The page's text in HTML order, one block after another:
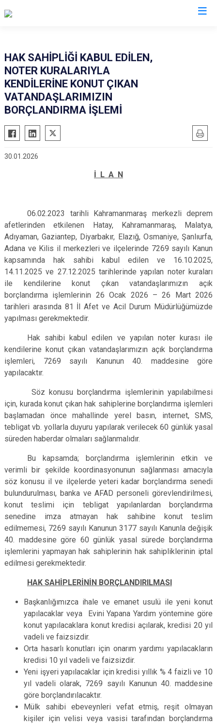
Aladağ
Ceyhan
Feke
Karaisalı
Karataş
Tufanbeyli
HAK SAHİPLİĞİ KABUL EDİLEN,
NOTER KURALARIYLA
KENDİLERİNE KONUT ÇIKAN
VATANDAŞLARIMIZIN
BORÇLANDIRMA İŞLEMİ
30.01.2026
İ L A N
06.02.2023 tarihli Kahramanmaraş merkezli deprem
afetlerinden etkilenen Hatay, Kahramanmaraş, Malatya,
Adıyaman, Gaziantep, Diyarbakır, Elazığ, Osmaniye, Şanlıurfa,
Adana ve Kilis il merkezleri ve ilçelerinde 7269 sayılı Kanun
kapsamında hak sahibi kabul edilen ve 16.10.2025,
14.11.2025 ve 27.12.2025 tarihlerinde yapılan noter kuraları
ile kendilerine konut çıkan vatandaşlarımızın açık
borçlandırma işlemlerinin 26 Ocak 2026 – 26 Mart 2026
tarihleri arasında 81 İl Afet ve Acil Durum Müdürlüğümüzde
yapılması gerekmektedir.
Hak sahibi kabul edilen ve yapılan noter kurası ile
kendilerine konut çıkan vatandaşlarımızın açık borçlandırma
işlemleri, 7269 sayılı Kanunun 40. maddesine göre
yapılacaktır.
Söz konusu borçlandırma işlemlerinin yapılabilmesi
için, kurada konut çıkan hak sahiplerine borçlandırma işlemleri
başlamadan önce mahallinde yerel basın, internet, SMS,
tebligat vb. yollarla duyuru yapılarak verilecek 60 günlük yasal
süreden haberdar olmaları sağlanmalıdır.
Bu kapsamda; borçlandırma işlemlerinin etkin ve
verimli bir şekilde koordinasyonunun sağlanması amacıyla
söz konusu il ve ilçelerde yeteri kadar borçlandırma senedi
bulundurulması, banka ve AFAD personeli görevlendirilmesi,
konut teslimi için tebligat yapılanlardan borçlandırma
senedine imza atmayan hak sahibine konut teslim
edilmemesi, 7269 sayılı Kanunun 3177 sayılı Kanunla değişik
40. maddesine göre 60 günlük yasal sürede borçlandırma
işlemlerini yapmayan hak sahiplerinin hak sahipliklerinin iptal
edilmesi gerekmektedir.
HAK SAHİPLERİNİN BORÇLANDIRILMASI
Başkanlığımızca ihale ve emanet usulü ile yeni konut
yapılacaklar veya Evini Yapana Yardım yöntemine göre
konut yapılacaklara konut kredisi açılarak, kredisi 20 yıl
vadeli ve faizsizdir.
Orta hasarlı konutları için onarım yardımı yapılacakların
kredisi 10 yıl vadeli ve faizsizdir.
Yeni işyeri yapılacaklar için kredisi yıllık % 4 faizli ve 10
yıl vadeli olarak, 7269 sayılı Kanunun 40. maddesine
göre borçlandırılacaktır.
Mülk sahibi ebeveynleri vefat etmiş, reşit olmayan
kişiler için velisi veya vasisi tarafından borçlandırma